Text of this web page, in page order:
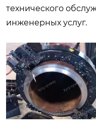
технического
инженерных услуг.